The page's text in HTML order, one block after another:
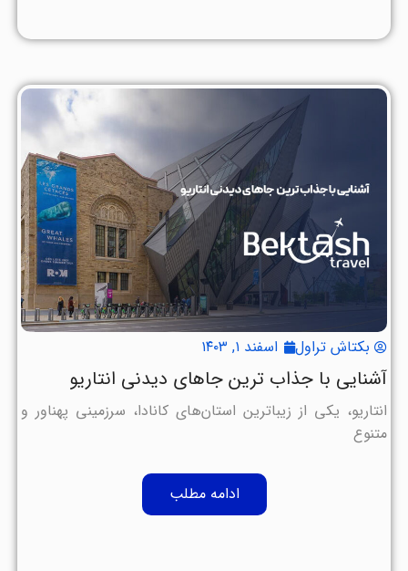
بکتاش تراول اسفند ۱, ۱۴۰۳
آشنایی با جذاب ترین جاهای دیدنی انتاریو
انتاریو، یکی از زیباترین استان‌های کانادا، سرزمینی پهناور و
متنوع
ادامه مطلب